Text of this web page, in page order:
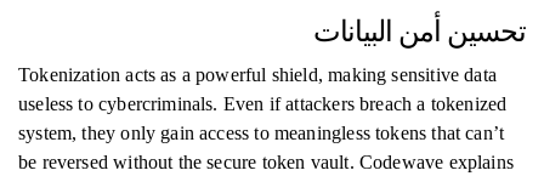
تحسين أمن البيانات
Tokenization acts as a powerful shield, making sensitive data
useless to cybercriminals. Even if attackers breach a tokenized
system, they only gain access to meaningless tokens that can’t
be reversed without the secure token vault. Codewave explains